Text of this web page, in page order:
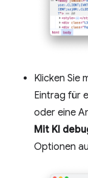
Klicken Sie
Eintrag für
oder eine
Mit KI
Optionen